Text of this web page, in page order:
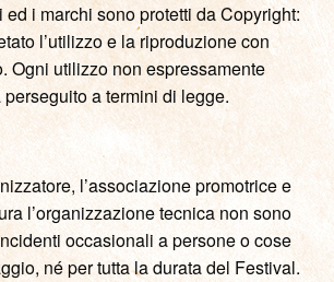
ed i marchi sono protetti da Copyright:
l’utilizzo e la riproduzione con
Ogni utilizzo non espressamente
a termini di legge.
l’associazione promotrice e
l’organizzazione tecnica non sono
occasionali a persone o cose
né per tutta la durata del Festival.